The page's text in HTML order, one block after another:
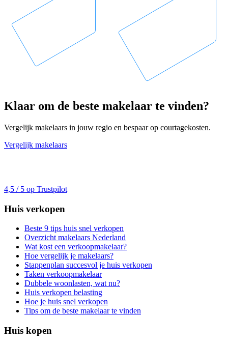
Klaar om de beste makelaar te vinden?
Vergelijk makelaars in jouw regio en bespaar op courtagekosten.
Vergelijk makelaars
4,5 / 5 op Trustpilot
Huis verkopen
Beste 9 tips huis snel verkopen
Overzicht makelaars Nederland
Wat kost een verkoopmakelaar?
Hoe vergelijk je makelaars?
Stappenplan succesvol je huis verkopen
Taken verkoopmakelaar
Dubbele woonlasten, wat nu?
Huis verkopen belasting
Hoe je huis snel verkopen
Tips om de beste makelaar te vinden
Huis kopen